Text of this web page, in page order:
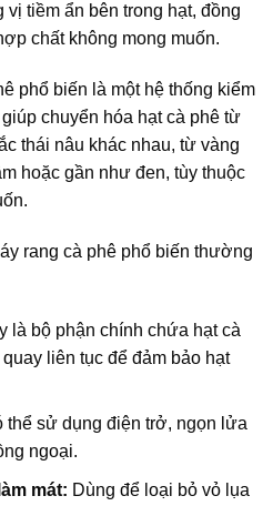
tiềm ẩn bên trong hạt, đồng
chất không mong muốn.
phổ biến là một hệ thống kiểm
chuyển hóa hạt cà phê từ
thái nâu khác nhau, từ vàng
hoặc gần như đen, tùy thuộc
rang cà phê phổ biến thường
là bộ phận chính chứa hạt cà
liên tục để đảm bảo hạt
thể sử dụng điện trở, ngọn lửa
ngoại.
mát: Dùng để loại bỏ vỏ lụa